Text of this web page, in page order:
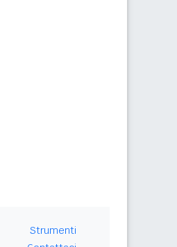
Strumenti